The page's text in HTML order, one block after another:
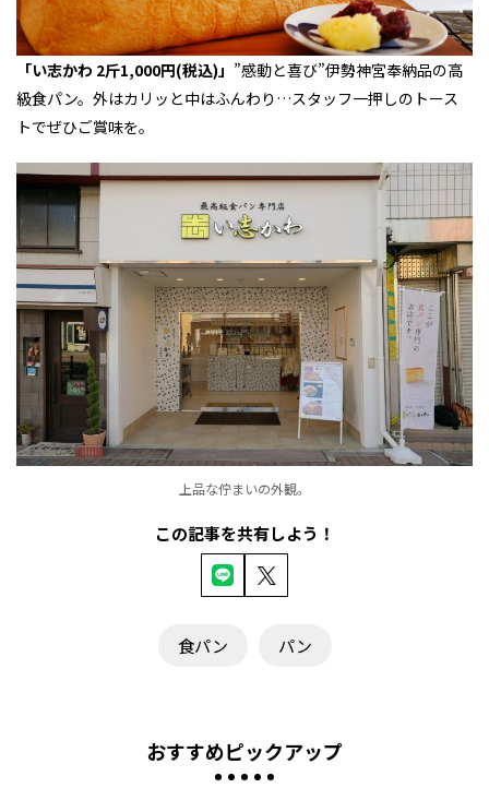
「い志かわ 2斤1,000円(税込)」 ”感動と喜び”伊勢神宮奉納品の高
級食パン。外はカリッと中はふんわり…スタッフ一押しのトース
トでぜひご賞味を。
上品な佇まいの外観。
この記事を共有しよう！
食パン パン
おすすめピックアップ